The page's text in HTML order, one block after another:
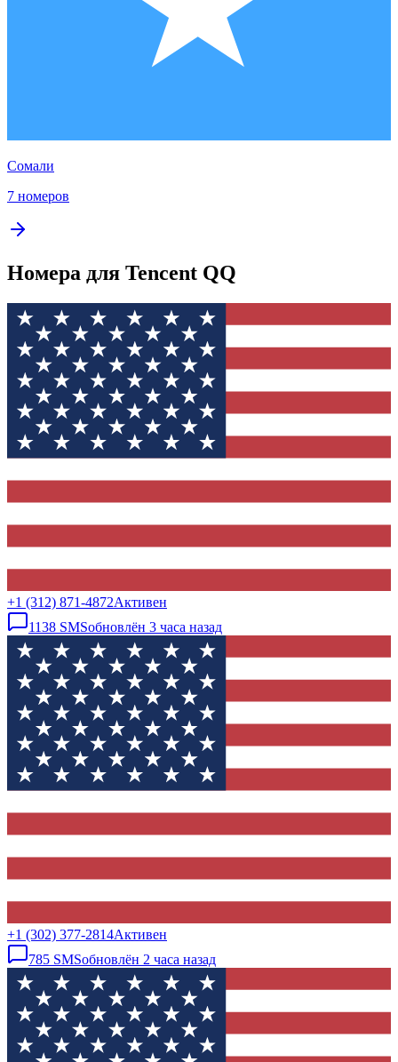
Сомали
7 номеров
Номера для Tencent QQ
+1 (312) 871-4872Активен
1138 SMSобновлён 3 часа назад
+1 (302) 377-2814Активен
785 SMSобновлён 2 часа назад